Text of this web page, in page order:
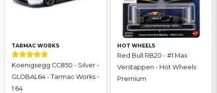
TARMAC WORKS
Koenigsegg CC850 - Silver -
GLOBAL64 - Tarmac Works -
1:64
HOT WHEELS
Red Bull RB20 - #1 Max
Verstappen - Hot Wheels
Premium